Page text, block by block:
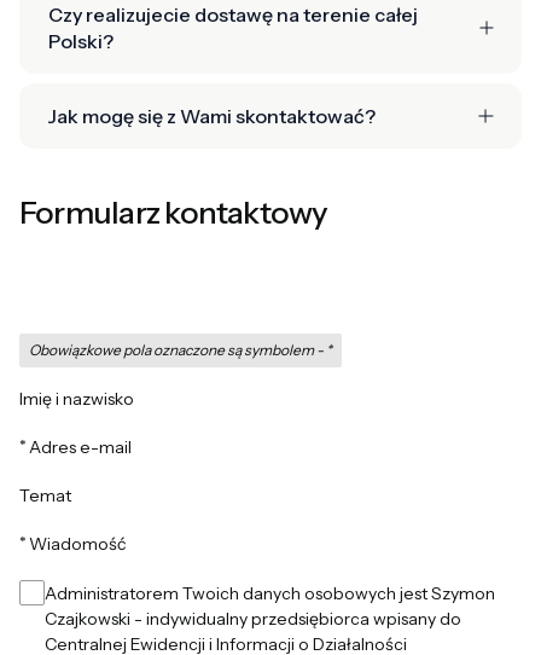
Czy realizujecie dostawę na terenie całej
Polski?
Jak mogę się z Wami skontaktować?
Formularz kontaktowy
Obowiązkowe pola oznaczone są symbolem - *
Imię i nazwisko
* Adres e-mail
Temat
*Wiadomość
Administratorem Twoich danych osobowych jest Szymon
Czajkowski - indywidualny przedsiębiorca wpisany do
Centralnej Ewidencji i Informacji o Działalności